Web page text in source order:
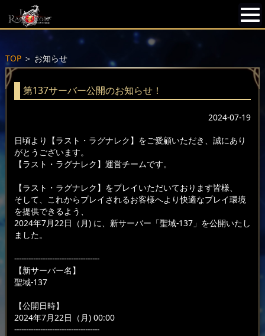
TOP＞ お知らせ
第137サーバー公開のお知らせ！
2024-07-19
日頃より【ラスト・ラグナレク】をご愛顧いただき、誠にあり
がとうございます。
【ラスト・ラグナレク】運営チームです。
【ラスト・ラグナレク】をプレイいただいております皆様、
そして、これからプレイされるお客様へより快適なプレイ環境
を提供できるよう、
2024年7月22日（月) に、新サーバー「聖域-137」を公開いたし
ました。
------------------------------------
【新サーバー名】
聖域-137
【公開日時】
2024年7月22日（月) 00:00
------------------------------------